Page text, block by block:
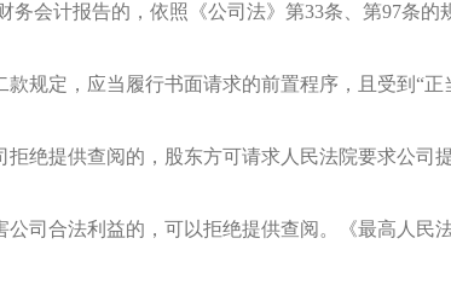
会计报告的，依照《公司法》第33条、第97条的
规定，应当履行书面请求的前置程序，且受到“正
绝提供查阅的，股东方可请求人民法院要求公司
司合法利益的，可以拒绝提供查阅。《最高人